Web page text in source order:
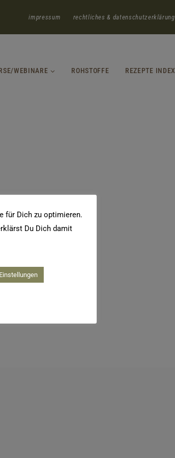
impressum rechtliches & datenschutzerklärung
WEBINARE ROHSTOFFE REZEPTE INDEX
für Dich zu optimieren.
Du Dich damit
Einstellungen